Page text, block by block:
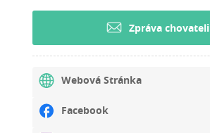
Zpráva chovateli
Webová Stránka
Facebook